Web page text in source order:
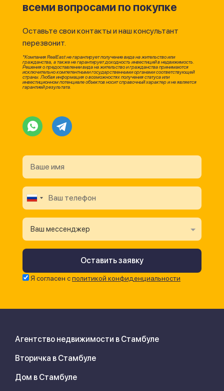
всеми вопросами по покупке
Оставьте свои контакты и наш консультант
перезвонит.
*Компания RealEast не гарантирует получение вида на жительство или
гражданства, а также не гарантирует доходность инвестиций в недвижимость.
Решения о предоставлении вида на жительство и гражданства принимаются
исключительно компетентными государственными органами соответствующей
страны. Любая информация о возможностях получения статуса или
инвестиционном потенциале объектов носит справочный характер и не является
гарантией результата.
Ваш мессенджер
Я согласен сполитикой конфиденциальности
Агентство недвижимости в Стамбуле
Вторичка в Стамбуле
Дом в Стамбуле